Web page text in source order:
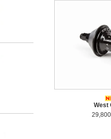
West